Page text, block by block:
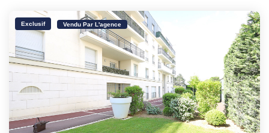
Exclusif Vendu Par L'agence